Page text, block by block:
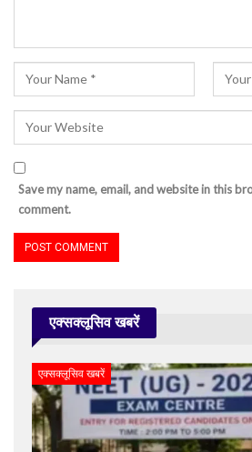
Save my name, email, and website in this
comment.
एक्सक्लूसिव खबरें
एक्सक्लूसिव खबरें